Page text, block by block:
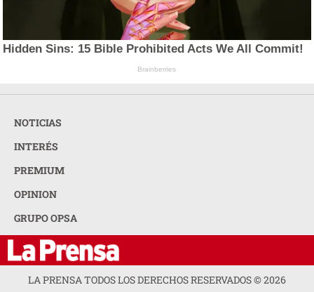
Hidden Sins: 15 Bible Prohibited Acts We All Commit!
Brainberries
NOTICIAS
INTERÉS
PREMIUM
OPINION
GRUPO OPSA
LA PRENSA TODOS LOS DERECHOS RESERVADOS ©2026